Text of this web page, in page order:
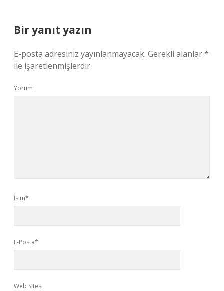
Bir yanıt yazın
E-posta adresiniz yayınlanmayacak. Gerekli alanlar*
ile işaretlenmişlerdir
Yorum
İsim*
E-Posta*
Web Sitesi